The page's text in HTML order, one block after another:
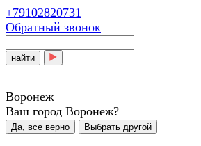
+79102820731
Обратный звонок
найти
Воронеж
Ваш город Воронеж?
Да, все верно Выбрать другой